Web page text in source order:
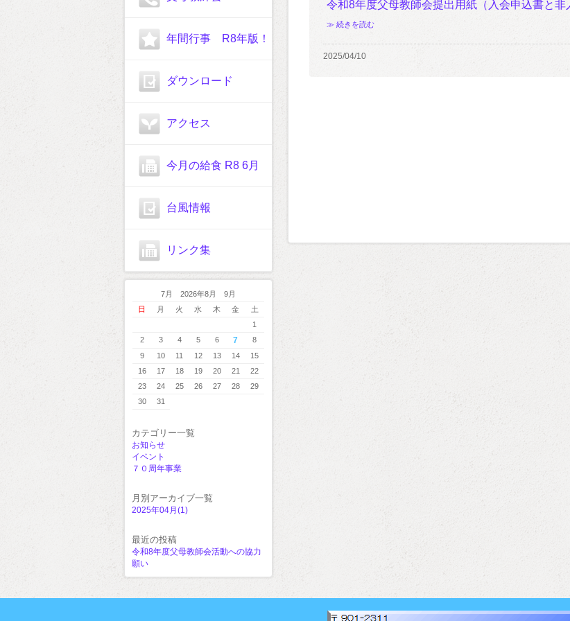
年間行事 R8年版！
ダウンロード
アクセス
今月の給食 R8 6月
台風情報
リンク集
7月 2026年8月 9月
日
月 火 水 木 金
土
1
2
3 4 5 6 7
8
9
10 11 12 13 14
15
16
17 18 19 20 21
22
23
24 25 26 27 28
29
30
31
カテゴリー一覧
お知らせ
イベント
７０周年事業
月別アーカイブ一覧
2025年04月(1)
最近の投稿
令和8年度父母教師会活動への協力
願い
令和8年度父母教師会提出用紙（入会申込書と非
≫ 続きを読む
2025/04/10